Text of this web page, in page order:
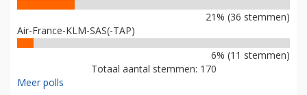
21% (36 stemmen)
Air-France-KLM-SAS(-TAP)
6% (11 stemmen)
Totaal aantal stemmen: 170
Meer polls